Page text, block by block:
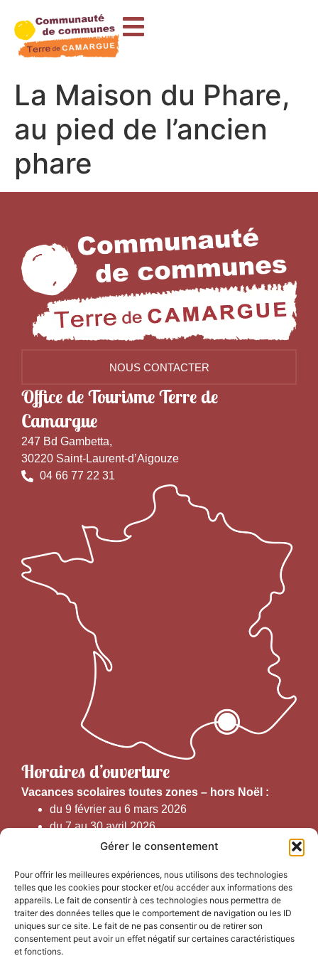
Gérer le consentement
Pour offrir les meilleures expériences, nous utilisons des technologies
telles que les cookies pour stocker et/ou accéder aux informations des
appareils. Le fait de consentir à ces technologies nous permettra de
traiter des données telles que le comportement de navigation ou les ID
uniques sur ce site. Le fait de ne pas consentir ou de retirer son
consentement peut avoir un effet négatif sur certaines caractéristiques
et fonctions.
principal
La Maison du Phare,
au pied de l’ancien
phare
NOUS CONTACTER
Office de Tourisme Terre de
Camargue
247 Bd Gambetta,
30220 Saint-Laurent-d’Aigouze
04 66 77 22 31
Horaires d’ouverture
Vacances scolaires toutes zones – hors Noël :
du 9 février au 6 mars 2026
du 7 au 30 avril 2026
du 1er juin au 30 septembre 2026
Horaires d’ouverture au public :
Du 1er septembre au 30 juin 2026 (hors juillet et août)
du lundi au vendredi de 9h50 à 12h30 et de